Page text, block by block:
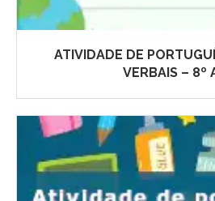
ATIVIDADE DE
VERBAIS – 8º